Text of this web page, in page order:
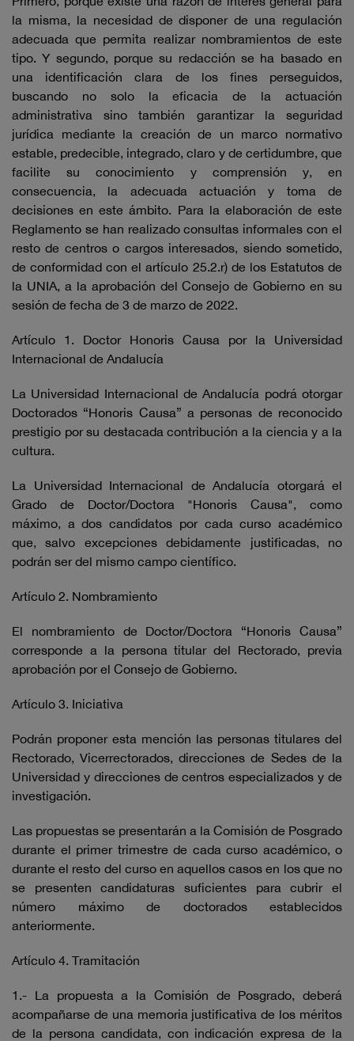
la misma, la necesidad de disponer de una regulación
adecuada que permita realizar nombramientos de este
tipo. Y segundo, porque su redacción se ha basado en
una identificación clara de los fines perseguidos,
buscando no solo la eficacia de la actuación
administrativa sino también garantizar la seguridad
jurídica mediante la creación de un marco normativo
estable, predecible, integrado, claro y de certidumbre, que
facilite su conocimiento y comprensión y, en
consecuencia, la adecuada actuación y toma de
decisiones en este ámbito. Para la elaboración de este
Reglamento se han realizado consultas informales con el
resto de centros o cargos interesados, siendo sometido,
de conformidad con el artículo 25.2.r) de los Estatutos de
la UNIA, a la aprobación del Consejo de Gobierno en su
sesión de fecha de 3 de marzo de 2022.
Artículo 1. Doctor Honoris Causa por la Universidad
Internacional de Andalucía
La Universidad Internacional de Andalucía podrá otorgar
Doctorados “Honoris Causa” a personas de reconocido
prestigio por su destacada contribución a la ciencia y a la
cultura.
La Universidad Internacional de Andalucía otorgará el
Grado de Doctor/Doctora "Honoris Causa", como
máximo, a dos candidatos por cada curso académico
que, salvo excepciones debidamente justificadas, no
podrán ser del mismo campo científico.
Artículo 2. Nombramiento
El nombramiento de Doctor/Doctora “Honoris Causa”
corresponde a la persona titular del Rectorado, previa
aprobación por el Consejo de Gobierno.
Artículo 3. Iniciativa
Podrán proponer esta mención las personas titulares del
Rectorado, Vicerrectorados, direcciones de Sedes de la
Universidad y direcciones de centros especializados y de
investigación.
Las propuestas se presentarán a la Comisión de Posgrado
durante el primer trimestre de cada curso académico, o
durante el resto del curso en aquellos casos en los que no
se presenten candidaturas suficientes para cubrir el
número máximo de doctorados establecidos
anteriormente.
Artículo 4. Tramitación
1.- La propuesta a la Comisión de Posgrado, deberá
acompañarse de una memoria justificativa de los méritos
de la persona candidata, con indicación expresa de la